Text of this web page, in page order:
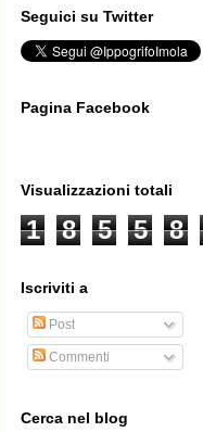
Seguici su Twitter
Pagina Facebook
Visualizzazioni totali
1 8 5 5 8
Iscriviti a
Post
Commenti
Cerca nel blog